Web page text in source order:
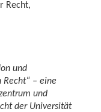
Recht,
und
– eine
und
der Universität